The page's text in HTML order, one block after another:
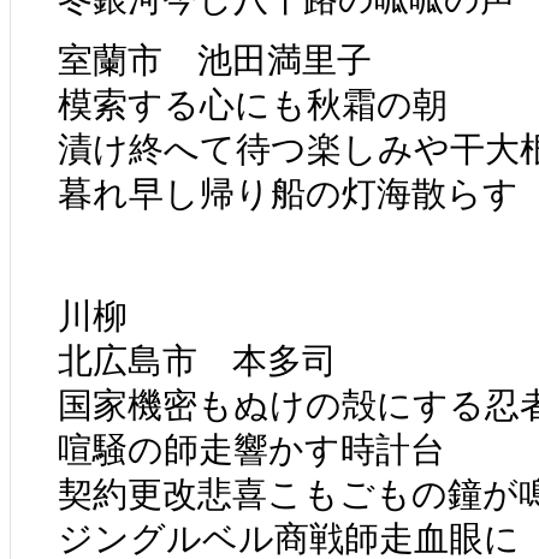
室蘭市 池田満里子
模索する心にも秋霜の朝
漬け終へて待つ楽しみや干大
暮れ早し帰り船の灯海散らす
川柳
北広島市 本多司
国家機密もぬけの殻にする忍
喧騒の師走響かす時計台
契約更改悲喜こもごもの鐘が
ジングルベル商戦師走血眼に